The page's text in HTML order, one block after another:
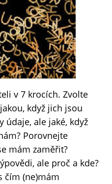
v 7 krocích. Zvolte
když jich jsou
údaje, ale jaké, když
Porovnejte
mám zaměřit?
ale proč a kde?
čím (ne)mám